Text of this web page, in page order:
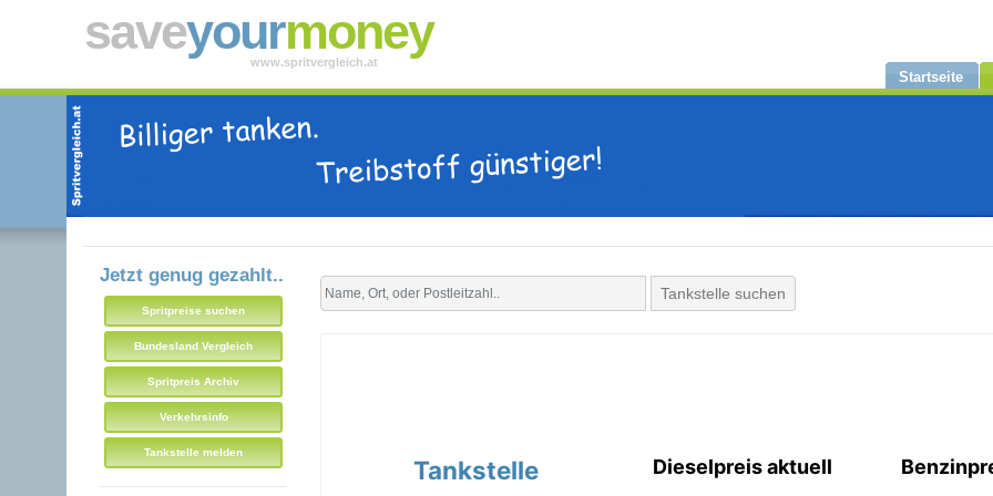
saveyourmoney
www.spritvergleich.at
Startseite
Jetzt genug gezahlt..
Spritpreise suchen
Bundesland Vergleich
Spritpreis Archiv
Verkehrsinfo
Tankstelle melden
Tankstelle suchen
Tankstelle
Dieselpreis aktuell